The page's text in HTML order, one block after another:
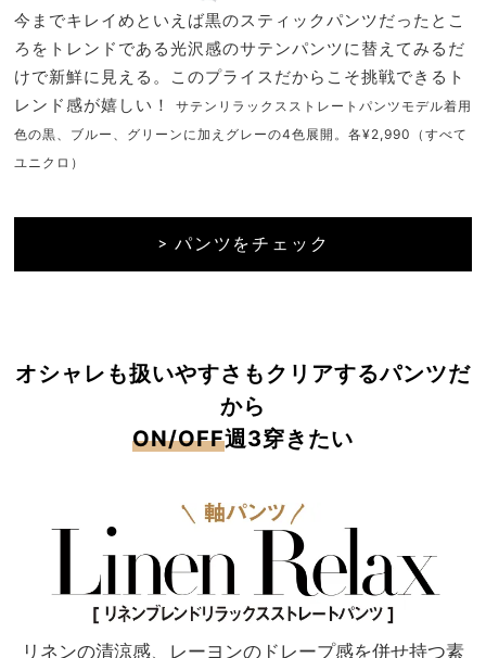
今までキレイめといえば黒のスティックパンツだったとこ
ろをトレンドである光沢感のサテンパンツに替えてみるだ
けで新鮮に見える。このプライスだからこそ挑戦できるト
レンド感が嬉しい！
サテンリラックスストレートパンツモデル着用
色の黒、ブルー、グリーンに加えグレーの4色展開。各¥2,990（すべて
ユニクロ）
> パンツをチェック
オシャレも扱いやすさもクリアするパンツだ
から
ON/OFF週3穿きたい
リネンの清涼感、レーヨンのドレープ感を併せ持つ素